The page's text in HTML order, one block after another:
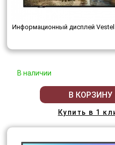
Информационный дисплей Vestel
В наличии
В КОРЗИНУ
Купить в 1